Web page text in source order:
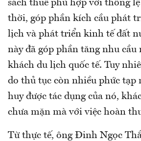
sách thuế phù hợp với thông
thời, góp phần kích cầu phát
lịch và phát triển kinh tế đất
này đã góp phần tăng nhu cầu
khách du lịch quốc tế. Tuy
do thủ tục còn nhiều phức tạp
huy được tác dụng của nó,
chưa mặn mà với việc hoàn
Từ thực tế, ông Đinh Ngọc